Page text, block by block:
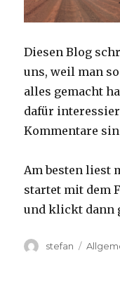
Diesen Blog
uns, weil man
alles gemacht
dafür
Kommentare
Am besten liest
startet mit dem
und klickt dann
Autor
stefan